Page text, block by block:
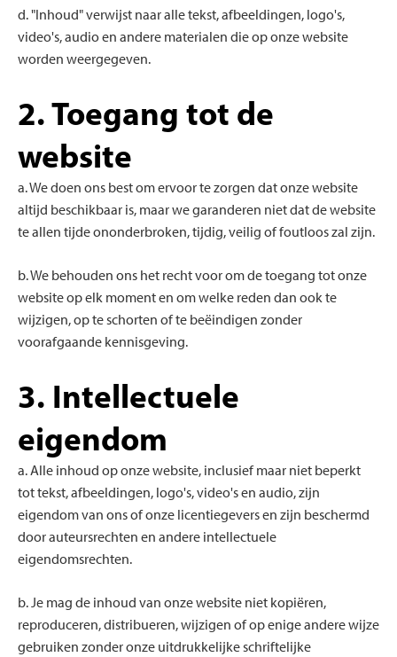
d. "Inhoud" verwijst naar alle tekst, afbeeldingen, logo's,
video's, audio en andere materialen die op onze website
worden weergegeven.
2. Toegang tot de
website
a. We doen ons best om ervoor te zorgen dat onze website
altijd beschikbaar is, maar we garanderen niet dat de website
te allen tijde ononderbroken, tijdig, veilig of foutloos zal zijn.
b. We behouden ons het recht voor om de toegang tot onze
website op elk moment en om welke reden dan ook te
wijzigen, op te schorten of te beëindigen zonder
voorafgaande kennisgeving.
3. Intellectuele
eigendom
a. Alle inhoud op onze website, inclusief maar niet beperkt
tot tekst, afbeeldingen, logo's, video's en audio, zijn
eigendom van ons of onze licentiegevers en zijn beschermd
door auteursrechten en andere intellectuele
eigendomsrechten.
b. Je mag de inhoud van onze website niet kopiëren,
reproduceren, distribueren, wijzigen of op enige andere wijze
gebruiken zonder onze uitdrukkelijke schriftelijke